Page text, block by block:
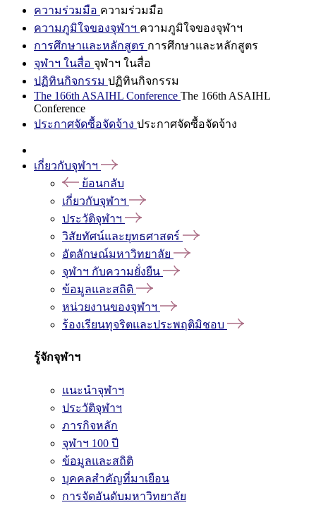
ความร่วมมือ ความร่วมมือ
ความภูมิใจของจุฬาฯ ความภูมิใจของจุฬาฯ
การศึกษาและหลักสูตร การศึกษาและหลักสูตร
จุฬาฯ ในสื่อ จุฬาฯ ในสื่อ
ปฏิทินกิจกรรม ปฏิทินกิจกรรม
The 166th ASAIHL Conference The 166th ASAIHL
Conference
ประกาศจัดซื้อจัดจ้าง ประกาศจัดซื้อจัดจ้าง
เกี่ยวกับจุฬาฯ
ย้อนกลับ
เกี่ยวกับจุฬาฯ
ประวัติจุฬาฯ
วิสัยทัศน์และยุทธศาสตร์
อัตลักษณ์มหาวิทยาลัย
จุฬาฯ กับความยั่งยืน
ข้อมูลและสถิติ
หน่วยงานของจุฬาฯ
ร้องเรียนทุจริตและประพฤติมิชอบ
รู้จักจุฬาฯ
แนะนำจุฬาฯ
ประวัติจุฬาฯ
ภารกิจหลัก
จุฬาฯ 100 ปี
ข้อมูลและสถิติ
บุคคลสำคัญที่มาเยือน
การจัดอันดับมหาวิทยาลัย